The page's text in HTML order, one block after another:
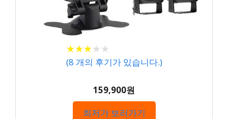
★★★★ ★
★★★★ ★
(8 개의 후기가 있습니다.)
159,900원
최저가 보러가기